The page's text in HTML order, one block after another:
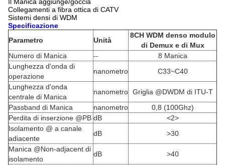
Collegamenti a fibra ottica di CATV
Sistemi densi di WDM
Specificazione
Parametro
Unità
8CH WDM denso modulo
di Demux e di Mux
Numero di Manica
--
8 Manica
Lunghezza d'onda di
operazione
nanometro
C33~C40
Lunghezza d'onda
centrale di Manica
nanometro Griglia @DWDM di ITU-T
Passband di Manica
nanometro
0,8 (100Ghz)
Perdita di inserzione @PB dB
<2>
Isolamento @ a canale
adiacente
dB
>30
Manica @Non-adjacent di
isolamento
dB
>40